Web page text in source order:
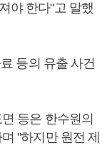
야 한다"고 말했
등의 유출 사건
등은 한수원의
"하지만 원전 제